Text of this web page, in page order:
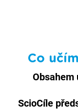
Co
Obsahem
ScioCíle